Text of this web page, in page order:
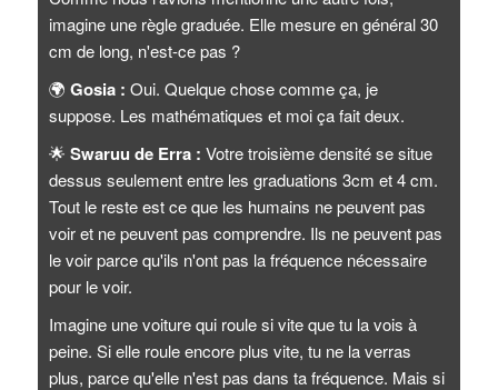
imagine une règle graduée. Elle mesure en général 30
cm de long, n'est-ce pas ?
🌍 Gosia : Oui. Quelque chose comme ça, je
suppose. Les mathématiques et moi ça fait deux.
🌟 Swaruu de Erra : Votre troisième densité se situe
dessus seulement entre les graduations 3cm et 4 cm.
Tout le reste est ce que les humains ne peuvent pas
voir et ne peuvent pas comprendre. Ils ne peuvent pas
le voir parce qu'ils n'ont pas la fréquence nécessaire
pour le voir.
Imagine une voiture qui roule si vite que tu la vois à
peine. Si elle roule encore plus vite, tu ne la verras
plus, parce qu'elle n'est pas dans ta fréquence. Mais si